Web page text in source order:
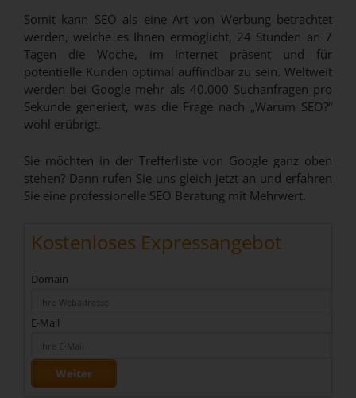
Somit kann SEO als eine Art von Werbung betrachtet
werden, welche es Ihnen ermöglicht, 24 Stunden an 7
Tagen die Woche, im Internet präsent und für
potentielle Kunden optimal auffindbar zu sein. Weltweit
werden bei Google mehr als 40.000 Suchanfragen pro
Sekunde generiert, was die Frage nach „Warum SEO?“
wohl erübrigt.
Sie möchten in der Trefferliste von Google ganz oben
stehen? Dann rufen Sie uns gleich jetzt an und erfahren
Sie eine professionelle SEO Beratung mit Mehrwert.
Kostenloses Expressangebot
Domain
E-Mail
Weiter